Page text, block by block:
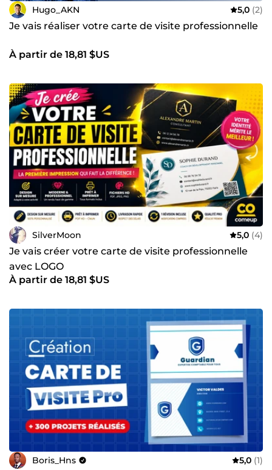
Hugo_AKN 5,0 (2)
Je vais réaliser votre carte de visite professionnelle
À partir de 18,81 $US
SilverMoon 5,0 (4)
Je vais créer votre carte de visite professionnelle
avec LOGO
À partir de 18,81 $US
Boris_Hns 5,0 (1)